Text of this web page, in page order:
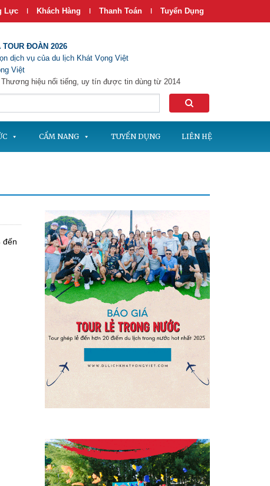
Lực | Khách Hàng | Thanh Toán | Tuyển Dụng
TOUR ĐOÀN 2026
dịch vụ của du lịch Khát Vọng Việt
Việt
Thương hiệu nổi tiếng, uy tín được tin dùng từ 2014
CẨM NANG TUYỂN DỤNG LIÊN HỆ
đến